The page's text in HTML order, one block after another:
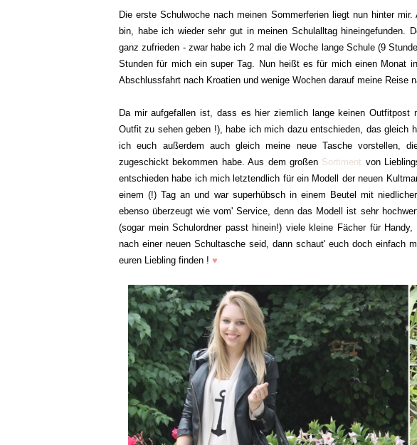
Die erste Schulwoche nach meinen Sommerferien liegt nun hinter
bin, habe ich wieder sehr gut in meinen Schulalltag hineingefunden.
ganz zufrieden - zwar habe ich 2 mal die Woche lange Schule (9
Stunden für mich ein super Tag. Nun heißt es für mich einen Monat
Abschlussfahrt nach Kroatien und wenige Wochen darauf meine Reise
Da mir aufgefallen ist, dass es hier ziemlich lange keinen Outfitpost
Outfit zu sehen geben !), habe ich mich dazu entschieden, das gleich
ich euch außerdem auch gleich meine neue Tasche vorstellen,
zugeschickt bekommen habe. Aus dem großen Sortiment von
entschieden habe ich mich letztendlich für ein Modell der neuen
einem (!) Tag an und war superhübsch in einem Beutel mit
ebenso überzeugt wie vom' Service, denn das Modell ist sehr
(sogar mein Schulordner passt hinein!) viele kleine Fächer für
nach einer neuen Schultasche seid, dann schaut' euch doch einfach
euren Liebling finden ! ♥